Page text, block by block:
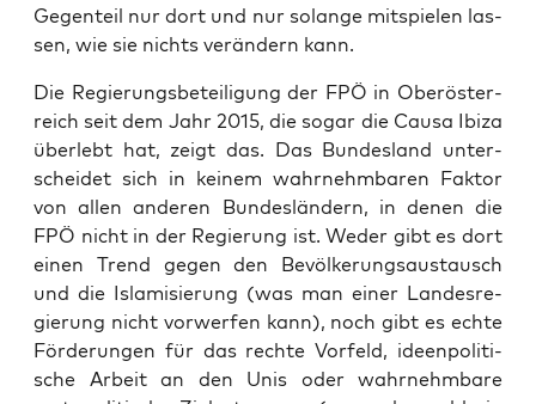
Gegen­teil nur dort und nur solan­ge mit­spie­len las­
sen, wie sie nichts ver­än­dern kann.
Die Regie­rungs­be­tei­li­gung der FPÖ in Ober­ös­ter­
reich seit dem Jahr 2015, die sogar die Cau­sa Ibi­za
über­lebt hat, zeigt das. Das Bun­des­land unter­
schei­det sich in kei­nem wahr­nehm­ba­ren Fak­tor
von allen ande­ren Bun­des­län­dern, in denen die
FPÖ nicht in der Regie­rung ist. Weder gibt es dort
einen Trend gegen den Bevöl­ke­rungs­aus­tausch
und die Isla­mi­sie­rung (was man einer Lan­des­re­
gie­rung nicht vor­wer­fen kann), noch gibt es ech­te
För­de­run­gen für das rech­te Vor­feld, ideen­po­li­ti­
sche Arbeit an den Unis oder wahr­nehm­ba­re